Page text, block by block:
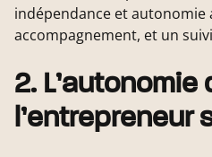
indépendance et autonomie
accompagnement, et un
2. L’autonomie
l’entrepreneur